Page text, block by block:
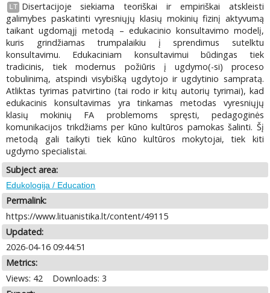
LT
Disertacijoje siekiama teoriškai ir empiriškai atskleisti
galimybes paskatinti vyresniųjų klasių mokinių fizinį aktyvumą
taikant ugdomąjį metodą – edukacinio konsultavimo modelį,
kuris grindžiamas trumpalaikiu į sprendimus sutelktu
konsultavimu. Edukaciniam konsultavimui būdingas tiek
tradicinis, tiek modernus požiūris į ugdymo(-si) proceso
tobulinimą, atspindi visybišką ugdytojo ir ugdytinio sampratą.
Atliktas tyrimas patvirtino (tai rodo ir kitų autorių tyrimai), kad
edukacinis konsultavimas yra tinkamas metodas vyresniųjų
klasių mokinių FA problemoms spręsti, pedagoginės
komunikacijos trikdžiams per kūno kultūros pamokas šalinti. Šį
metodą gali taikyti tiek kūno kultūros mokytojai, tiek kiti
ugdymo specialistai.
Subject area:
Edukologija / Education
Permalink:
https://www.lituanistika.lt/content/49115
Updated:
2026-04-16 09:44:51
Metrics:
Views: 42
Downloads: 3